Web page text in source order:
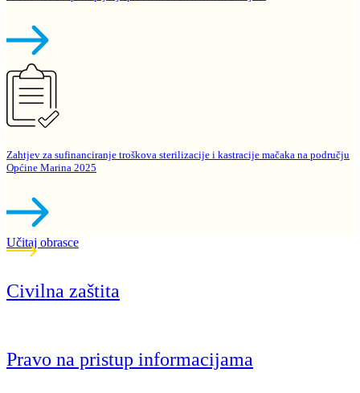
Zahtjev za sufinanciranje troškova sterilizacije i kastracije mačaka na području
Općine Marina 2025
Učitaj obrasce
Civilna zaštita
Pravo na pristup informacijama